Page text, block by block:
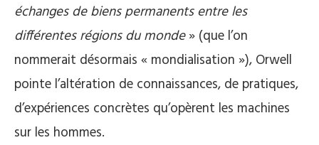
échanges de biens permanents entre les
différentes régions du monde» (que l’on
nommerait désormais « mondialisation »), Orwell
pointe l’altération de connaissances, de pratiques,
d’expériences concrètes qu’opèrent les machines
sur les hommes.